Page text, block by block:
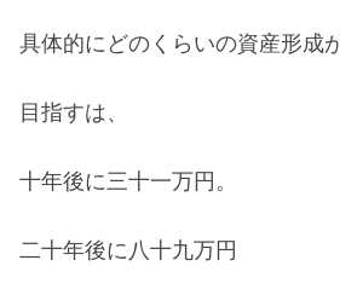
具体的にどのくらいの資産形成
目指すは、
十年後に三十一万円。
二十年後に八十九万円